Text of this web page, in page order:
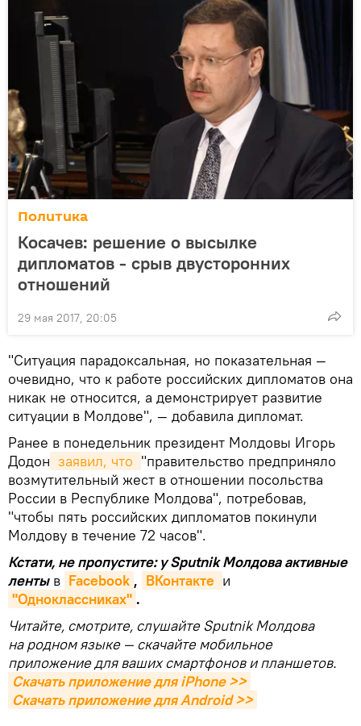
Политика
Косачев: решение о высылке
дипломатов - срыв двусторонних
отношений
29 мая 2017, 20:05
"Ситуация парадоксальная, но показательная —
очевидно, что к работе российских дипломатов она
никак не относится, а демонстрирует развитие
ситуации в Молдове", — добавила дипломат.
Ранее в понедельник президент Молдовы Игорь
Додон заявил, что "правительство предприняло
возмутительный жест в отношении посольства
России в Республике Молдова", потребовав,
"чтобы пять российских дипломатов покинули
Молдову в течение 72 часов".
Кстати, не пропустите: у Sputnik Молдова активные
ленты в Facebook , ВКонтакте и
"Одноклассниках" .
Читайте, смотрите, слушайте Sputnik Молдова
на родном языке — скачайте мобильное
приложение для ваших смартфонов и планшетов.
Скачать приложение для iPhone >>
Скачать приложение для Android >>